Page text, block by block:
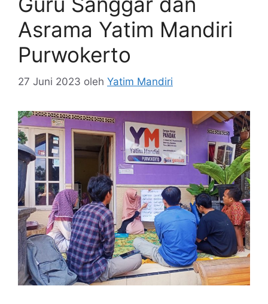
Asrama Yatim Mandiri
Purwokerto
27 Juni 2023 oleh Yatim Mandiri